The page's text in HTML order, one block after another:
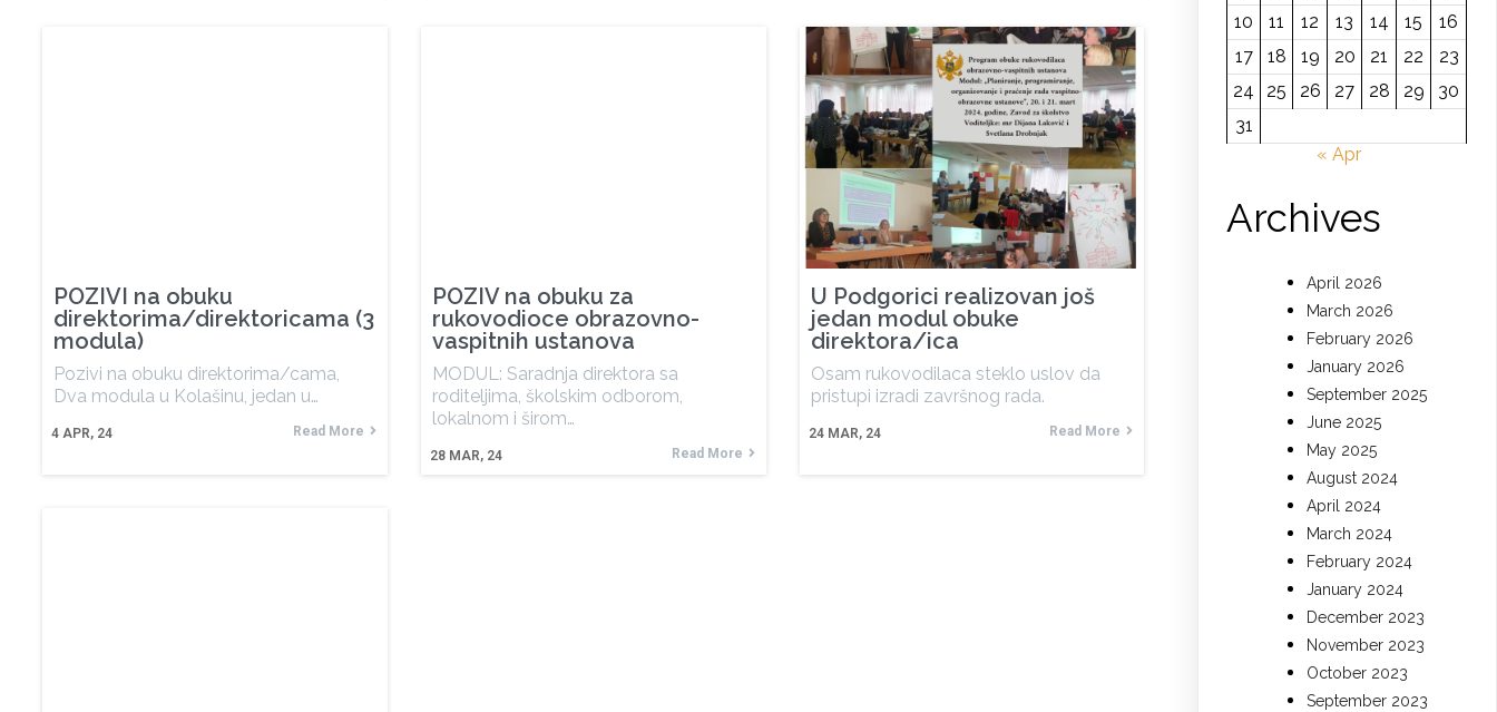
POZIVI na obuku
direktorima/direktoricama (3
modula)
4 APR, 24
Pozivi na obuku direktorima/cama,
Dva modula u Kolašinu, jedan u…
Read More
POZIV na obuku za
rukovodioce obrazovno-
vaspitnih ustanova
28 MAR, 24
MODUL: Saradnja direktora sa
roditeljima, školskim odborom,
lokalnom i širom…
Read More
U Podgorici realizovan još
jedan modul obuke
direktora/ica
24 MAR, 24
Osam rukovodilaca steklo uslov da
pristupi izradi završnog rada.
Read More
10
11 12 13 14 15
16
17
18 19 20 21 22
23
24
25 26 27 28 29
30
31
« Apr
Archives
April 2026
March 2026
February 2026
January 2026
September 2025
June 2025
May 2025
August 2024
April 2024
March 2024
February 2024
January 2024
December 2023
November 2023
October 2023
September 2023